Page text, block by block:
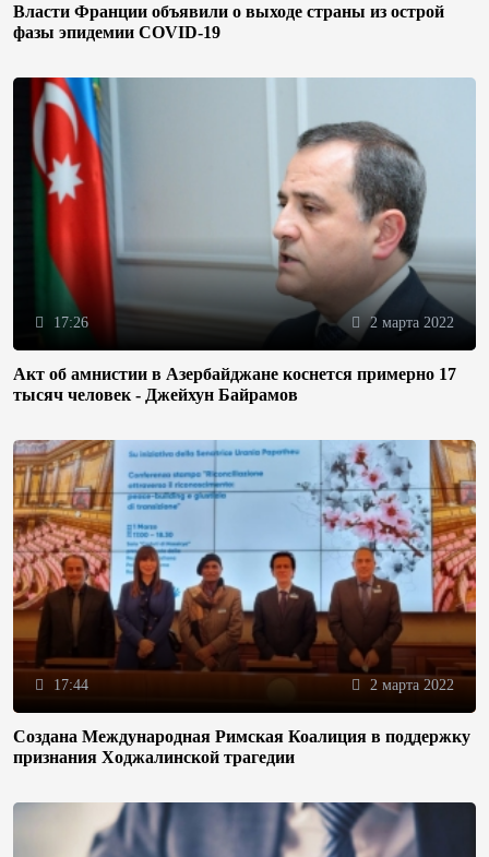
Власти Франции объявили о выходе страны из острой
фазы эпидемии COVID-19
17:26 2 марта 2022
Акт об амнистии в Азербайджане коснется примерно 17
тысяч человек - Джейхун Байрамов
17:44 2 марта 2022
Создана Международная Римская Коалиция в поддержку
признания Ходжалинской трагедии